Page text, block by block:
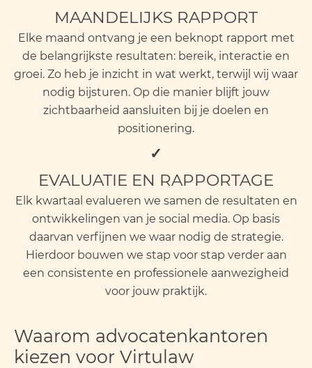
MAANDELIJKS RAPPORT
Elke maand ontvang je een beknopt rapport met
de belangrijkste resultaten: bereik, interactie en
groei. Zo heb je inzicht in wat werkt, terwijl wij waar
nodig bijsturen. Op die manier blijft jouw
zichtbaarheid aansluiten bij je doelen en
positionering.
✓
EVALUATIE EN RAPPORTAGE
Elk kwartaal evalueren we samen de resultaten en
ontwikkelingen van je social media. Op basis
daarvan verfijnen we waar nodig de strategie.
Hierdoor bouwen we stap voor stap verder aan
een consistente en professionele aanwezigheid
voor jouw praktijk.
Waarom advocatenkantoren
kiezen voor Virtulaw